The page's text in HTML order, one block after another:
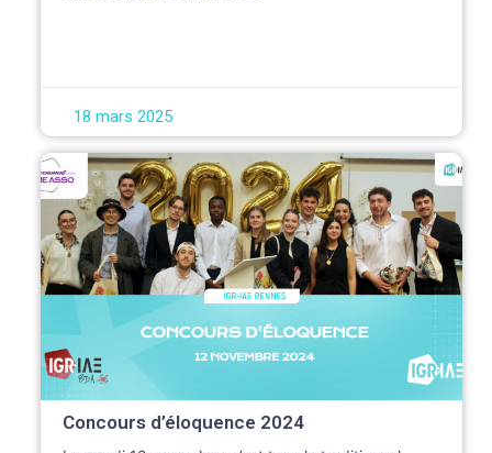
18 mars 2025
Concours d’éloquence 2024